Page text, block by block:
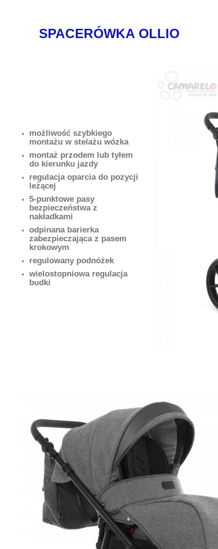
SPACERÓWKA OLLIO
możliwość szybkiego
montażu w stelażu wózka
montaż przodem lub tyłem
do kierunku jazdy
regulacja oparcia do pozycji
leżącej
5-punktowe pasy
bezpieczeństwa z
nakładkami
odpinana barierka
zabezpieczająca z pasem
krokowym
regulowany podnóżek
wielostopniowa regulacja
budki